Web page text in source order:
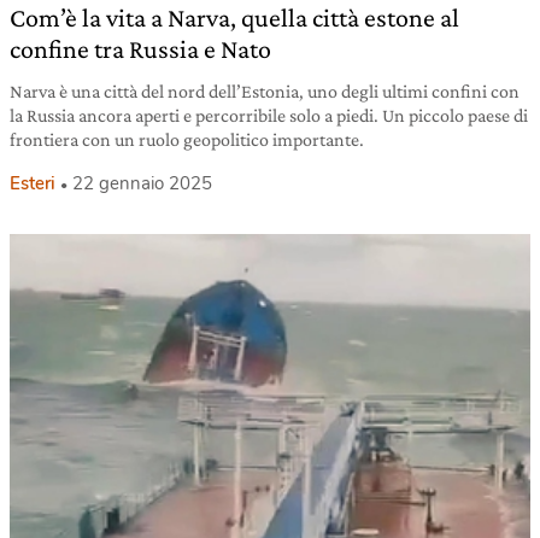
Com’è la vita a Narva, quella città estone al
confine tra Russia e Nato
Narva è una città del nord dell’Estonia, uno degli ultimi confini con
la Russia ancora aperti e percorribile solo a piedi. Un piccolo paese di
frontiera con un ruolo geopolitico importante.
Esteri 22 gennaio 2025